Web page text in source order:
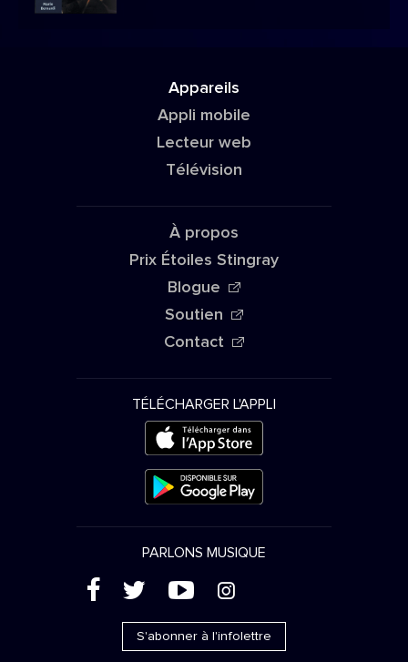
Appareils
Appli mobile
Lecteur web
Télévision
À propos
Prix Étoiles Stingray
Blogue
Soutien
Contact
TÉLÉCHARGER L'APPLI
PARLONS MUSIQUE
( ' + &
S'abonner à l'infolettre